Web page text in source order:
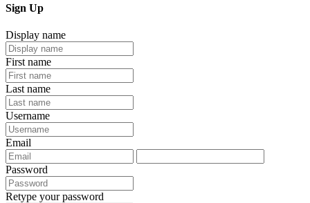
Sign Up
Display name
First name
Last name
Username
Email
Password
Retype your password